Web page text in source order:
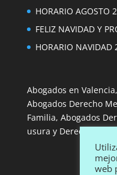
HORARIO AGOSTO
FELIZ NAVIDAD Y
HORARIO NAVIDAD
Abogados en
Abogados Derecho
Familia, Abogados
usura y Derecho de
web